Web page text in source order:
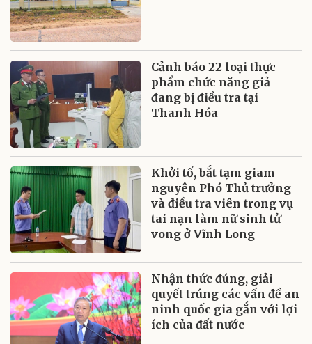
Cảnh báo 22 loại thực
phẩm chức năng giả
đang bị điều tra tại
Thanh Hóa
Khởi tố, bắt tạm giam
nguyên Phó Thủ trưởng
và điều tra viên trong vụ
tai nạn làm nữ sinh tử
vong ở Vĩnh Long
Nhận thức đúng, giải
quyết trúng các vấn đề an
ninh quốc gia gắn với lợi
ích của đất nước